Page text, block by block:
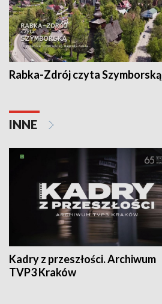
Rabka-Zdrój czyta Szymborską
INNE
Kadry z przeszłości. Archiwum
TVP3 Kraków